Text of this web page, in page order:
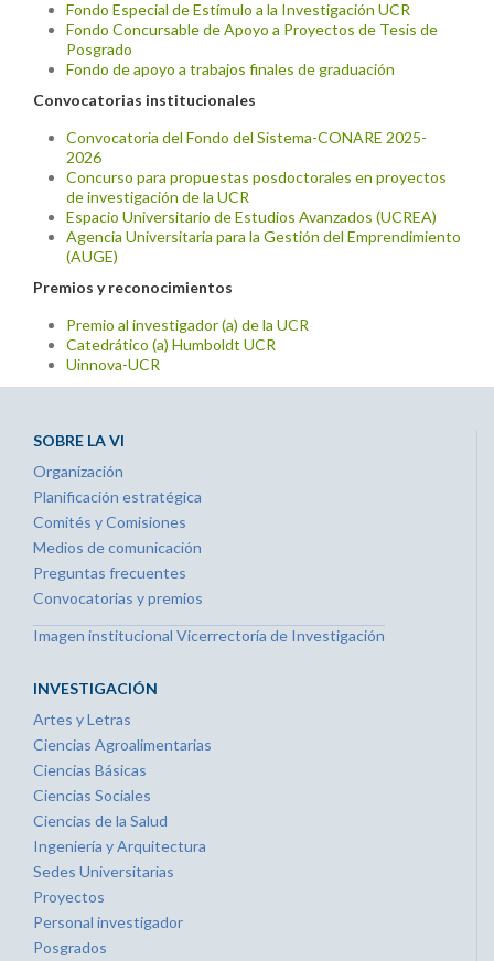
Fondo Especial de Estímulo a la Investigación UCR
Fondo Concursable de Apoyo a Proyectos de Tesis de
Posgrado
Fondo de apoyo a trabajos finales de graduación
Convocatorias institucionales
Convocatoria del Fondo del Sistema-CONARE 2025-
2026
Concurso para propuestas posdoctorales en proyectos
de investigación de la UCR
Espacio Universitario de Estudios Avanzados (UCREA)
Agencia Universitaria para la Gestión del Emprendimiento
(AUGE)
Premios y reconocimientos
Premio al investigador (a) de la UCR
Catedrático (a) Humboldt UCR
Uinnova-UCR
SOBRE LA VI
Organización
Planificación estratégica
Comités y Comisiones
Medios de comunicación
Preguntas frecuentes
Convocatorias y premios
Imagen institucional Vicerrectoría de Investigación
INVESTIGACIÓN
Artes y Letras
Ciencias Agroalimentarias
Ciencias Básicas
Ciencias Sociales
Ciencias de la Salud
Ingeniería y Arquitectura
Sedes Universitarias
Proyectos
Personal investigador
Posgrados